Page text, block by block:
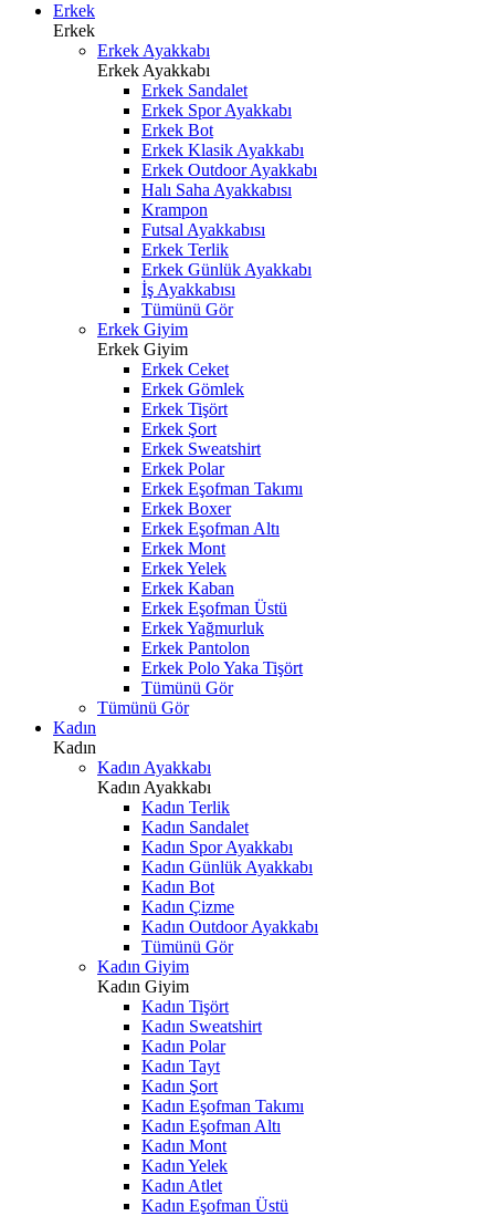
Erkek
Erkek
Erkek Ayakkabı
Erkek Ayakkabı
Erkek Sandalet
Erkek Spor Ayakkabı
Erkek Bot
Erkek Klasik Ayakkabı
Erkek Outdoor Ayakkabı
Halı Saha Ayakkabısı
Krampon
Futsal Ayakkabısı
Erkek Terlik
Erkek Günlük Ayakkabı
İş Ayakkabısı
Tümünü Gör
Erkek Giyim
Erkek Giyim
Erkek Ceket
Erkek Gömlek
Erkek Tişört
Erkek Şort
Erkek Sweatshirt
Erkek Polar
Erkek Eşofman Takımı
Erkek Boxer
Erkek Eşofman Altı
Erkek Mont
Erkek Yelek
Erkek Kaban
Erkek Eşofman Üstü
Erkek Yağmurluk
Erkek Pantolon
Erkek Polo Yaka Tişört
Tümünü Gör
Tümünü Gör
Kadın
Kadın
Kadın Ayakkabı
Kadın Ayakkabı
Kadın Terlik
Kadın Sandalet
Kadın Spor Ayakkabı
Kadın Günlük Ayakkabı
Kadın Bot
Kadın Çizme
Kadın Outdoor Ayakkabı
Tümünü Gör
Kadın Giyim
Kadın Giyim
Kadın Tişört
Kadın Sweatshirt
Kadın Polar
Kadın Tayt
Kadın Şort
Kadın Eşofman Takımı
Kadın Eşofman Altı
Kadın Mont
Kadın Yelek
Kadın Atlet
Kadın Eşofman Üstü